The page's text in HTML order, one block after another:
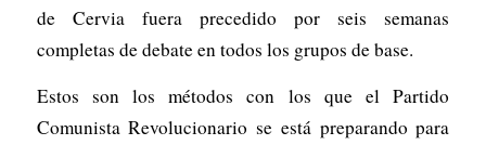
de Cervia fuera precedido por seis semanas
completas de debate en todos los grupos de base.
Estos son los métodos con los que el Partido
Comunista Revolucionario se está preparando para